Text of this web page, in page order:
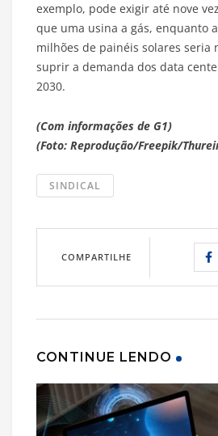
exemplo, pode exigir até nove
que uma usina a gás, enquanto
milhões de painéis solares seria
suprir a demanda dos data
2030.
(Com informações de G1)
(Foto: Reprodução/Freepik/
SINDICAL
COMPARTILHE
CONTINUE LENDO